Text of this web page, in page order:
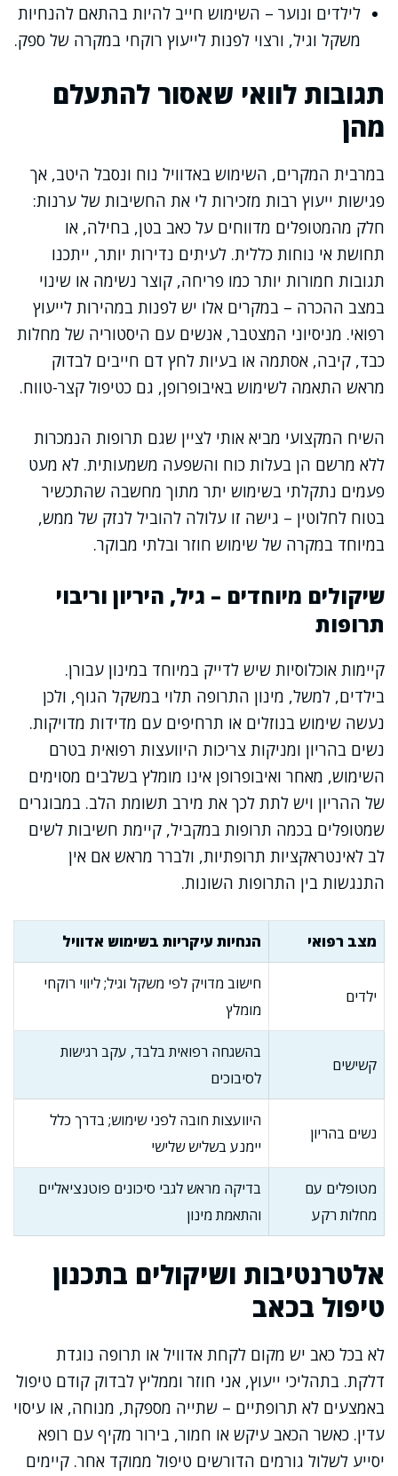
לילדים ונוער – השימוש חייב להיות בהתאם להנחיות
משקל וגיל, ורצוי לפנות לייעוץ רוקחי במקרה של ספק.
תגובות לוואי שאסור להתעלם
מהן
במרבית המקרים, השימוש באדוויל נוח ונסבל היטב, אך
פגישות ייעוץ רבות מזכירות לי את החשיבות של ערנות:
חלק מהמטופלים מדווחים על כאב בטן, בחילה, או
תחושת אי נוחות כללית. לעיתים נדירות יותר, ייתכנו
תגובות חמורות יותר כמו פריחה, קוצר נשימה או שינוי
במצב ההכרה – במקרים אלו יש לפנות במהירות לייעוץ
רפואי. מניסיוני המצטבר, אנשים עם היסטוריה של מחלות
כבד, קיבה, אסתמה או בעיות לחץ דם חייבים לבדוק
מראש התאמה לשימוש באיבופרופן, גם כטיפול קצר-טווח.
השיח המקצועי מביא אותי לציין שגם תרופות הנמכרות
ללא מרשם הן בעלות כוח והשפעה משמעותית. לא מעט
פעמים נתקלתי בשימוש יתר מתוך מחשבה שהתכשיר
בטוח לחלוטין – גישה זו עלולה להוביל לנזק של ממש,
במיוחד במקרה של שימוש חוזר ובלתי מבוקר.
שיקולים מיוחדים – גיל, היריון וריבוי
תרופות
קיימות אוכלוסיות שיש לדייק במיוחד במינון עבורן.
בילדים, למשל, מינון התרופה תלוי במשקל הגוף, ולכן
נעשה שימוש בנוזלים או תרחיפים עם מדידות מדויקות.
נשים בהריון ומניקות צריכות היוועצות רפואית בטרם
השימוש, מאחר ואיבופרופן אינו מומלץ בשלבים מסוימים
של ההריון ויש לתת לכך את מירב תשומת הלב. במבוגרים
שמטופלים בכמה תרופות במקביל, קיימת חשיבות לשים
לב לאינטראקציות תרופתיות, ולברר מראש אם אין
התנגשות בין התרופות השונות.
מצב רפואי הנחיות עיקריות בשימוש אדוויל
ילדים
חישוב מדויק לפי משקל וגיל; ליווי רוקחי
מומלץ
קשישים
בהשגחה רפואית בלבד, עקב רגישות
לסיבוכים
נשים בהריון
היוועצות חובה לפני שימוש; בדרך כלל
יימנע בשליש שלישי
מטופלים עם
מחלות רקע
בדיקה מראש לגבי סיכונים פוטנציאליים
והתאמת מינון
אלטרנטיבות ושיקולים בתכנון
טיפול בכאב
לא בכל כאב יש מקום לקחת אדוויל או תרופה נוגדת
דלקת. בתהליכי ייעוץ, אני חוזר וממליץ לבדוק קודם טיפול
באמצעים לא תרופתיים – שתייה מספקת, מנוחה, או עיסוי
עדין. כאשר הכאב עיקש או חמור, בירור מקיף עם רופא
יסייע לשלול גורמים הדורשים טיפול ממוקד אחר. קיימים